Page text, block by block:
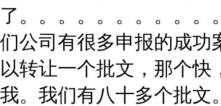
了。。。。。。。。。
们公司有很多申报的成功
以转让一个批文，那个
我。我们有八十多个批文